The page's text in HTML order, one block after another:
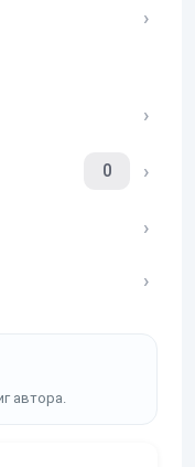
0
автора.